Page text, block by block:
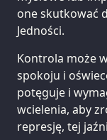
one skutkować
Jedności.
Kontrola może
spokoju i
potęguje i
wcielenia, aby
represję, tej